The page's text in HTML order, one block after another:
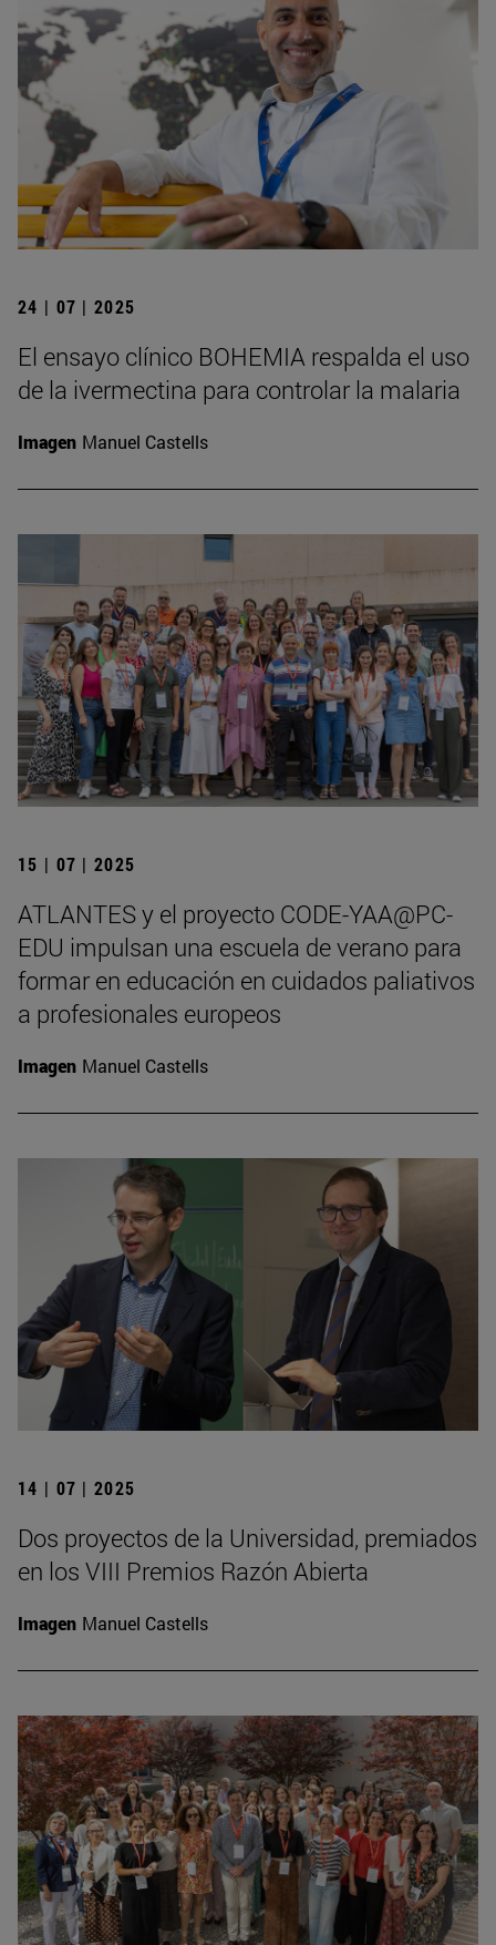
24 | 07 | 2025
El ensayo clínico BOHEMIA respalda el uso
de la ivermectina para controlar la malaria
Imagen Manuel Castells
15 | 07 | 2025
ATLANTES y el proyecto CODE-YAA@PC-
EDU impulsan una escuela de verano para
formar en educación en cuidados paliativos
a profesionales europeos
Imagen Manuel Castells
14 | 07 | 2025
Dos proyectos de la Universidad, premiados
en los VIII Premios Razón Abierta
Imagen Manuel Castells